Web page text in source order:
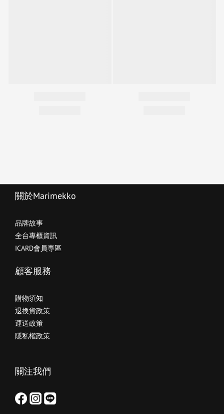
關於Marimekko
品牌故事
全台專櫃資訊
ICARD會員專區
顧客服務
購物須知
退換貨政策
運送政策
隱私權政策
關注我們